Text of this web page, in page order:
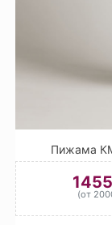
Пижама
(от